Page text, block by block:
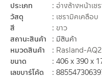
ประเภท
อ่างล้างหน้าเ
วัสดุ
เซรามิคเคลือบ
สี
ขาว
สถานะสินค้า
มีสินค้า
หมวดสินค้า
Rasland-AQ2
ขนาด
406 x 390 x
เลขบาร์โค้ด